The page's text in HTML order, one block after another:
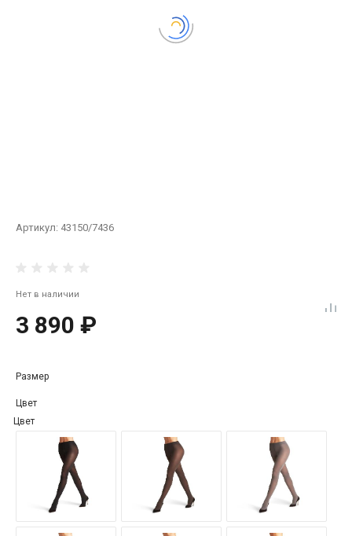
Артикул: 43150/7436
Нет в наличии
3 890 ₽
Размер
Цвет
Цвет